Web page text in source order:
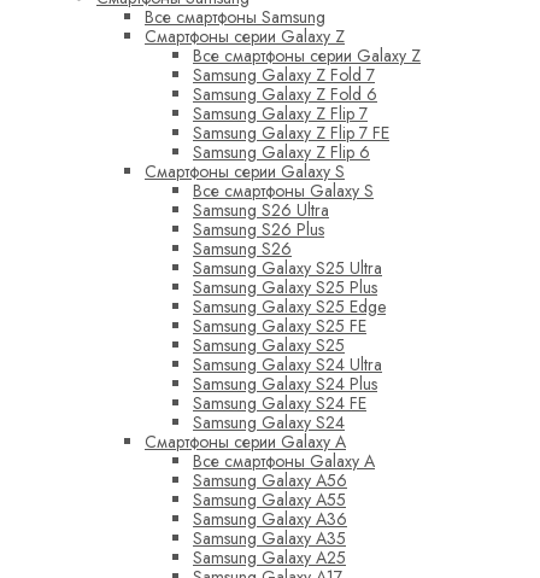
Все смартфоны Samsung
Смартфоны серии Galaxy Z
Все смартфоны серии Galaxy Z
Samsung Galaxy Z Fold 7
Samsung Galaxy Z Fold 6
Samsung Galaxy Z Flip 7
Samsung Galaxy Z Flip 7 FE
Samsung Galaxy Z Flip 6
Смартфоны серии Galaxy S
Все смартфоны Galaxy S
Samsung S26 Ultra
Samsung S26 Plus
Samsung S26
Samsung Galaxy S25 Ultra
Samsung Galaxy S25 Plus
Samsung Galaxy S25 Edge
Samsung Galaxy S25 FE
Samsung Galaxy S25
Samsung Galaxy S24 Ultra
Samsung Galaxy S24 Plus
Samsung Galaxy S24 FE
Samsung Galaxy S24
Смартфоны серии Galaxy A
Все смартфоны Galaxy A
Samsung Galaxy A56
Samsung Galaxy A55
Samsung Galaxy A36
Samsung Galaxy A35
Samsung Galaxy A25